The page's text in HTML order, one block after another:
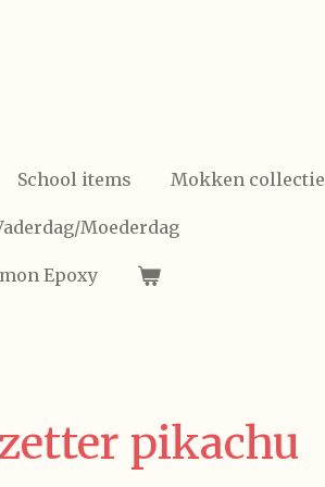
School items Mokken collectie
Moederdag
Epoxy
pikachu